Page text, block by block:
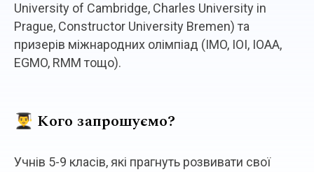
University of Cambridge, Charles University in
Prague, Constructor University Bremen) та
призерів міжнародних олімпіад (IMO, IOI, IOAA,
EGMO, RMM тощо).
👨‍🎓 Кого запрошуємо?
Учнів 5-9 класів, які прагнуть розвивати свої